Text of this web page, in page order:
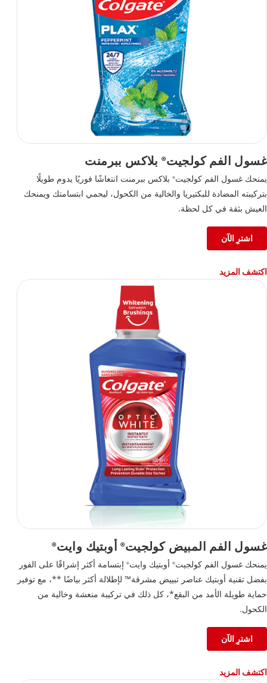
غسول الفم كولجيت®بلاكس ببرمنت
يمنحك غسول الفم كولجيت®
بلاكس ببرمنت انتعاشًا فوريًا يدوم طويلًا
بتركيبته المضادة للبكتيريا والخالية من الكحول، ليحمي ابتسامتك ويمنحك
العيش بثقة في كل لحظة.
اشترِ الآن
اكتشف المزيد
غسول الفم المبيض كولجيت®أوبتيك وايت®
يمنحك غسول الفم كولجيت® أوبتيك وايت® إبتسامة أكثر إشراقًا على الفور
بفضل تقنية أوبتيك عناصر تبييض مشرقة™ لإطلالة أكثر بياضًا **، مع توفير
حماية طويلة الأمد من البقع*، كل ذلك في تركيبة منعشة وخالية من
الكحول.
اشترِ الآن
اكتشف المزيد